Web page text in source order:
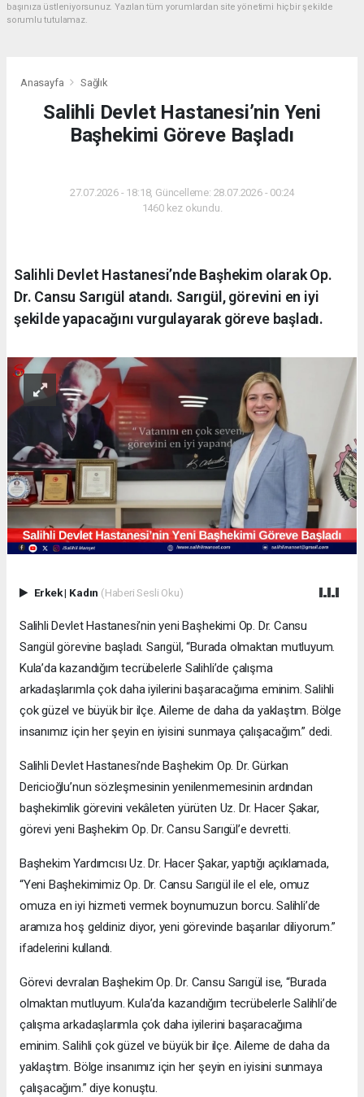
başınıza üstleniyorsunuz. Yazılan tüm yorumlardan site yönetimi hiçbir şekilde
sorumlu tutulamaz.
Anasayfa Sağlık
Salihli Devlet Hastanesi’nin Yeni
Başhekimi Göreve Başladı
27.07.2026 - 18:18, Güncelleme: 28.07.2026 - 00:24
1460 kez okundu.
Salihli Devlet Hastanesi’nde Başhekim olarak Op.
Dr. Cansu Sarıgül atandı. Sarıgül, görevini en iyi
şekilde yapacağını vurgulayarak göreve başladı.
Erkek| Kadın (Haberi Sesli Oku)
Salihli Devlet Hastanesi’nin yeni Başhekimi Op. Dr. Cansu
Sarıgül görevine başladı. Sarıgül, “Burada olmaktan mutluyum.
Kula’da kazandığım tecrübelerle Salihli’de çalışma
arkadaşlarımla çok daha iyilerini başaracağıma eminim. Salihli
çok güzel ve büyük bir ilçe. Aileme de daha da yaklaştım. Bölge
insanımız için her şeyin en iyisini sunmaya çalışacağım.” dedi.
Salihli Devlet Hastanesi’nde Başhekim Op. Dr. Gürkan
Dericioğlu’nun sözleşmesinin yenilenmemesinin ardından
başhekimlik görevini vekâleten yürüten Uz. Dr. Hacer Şakar,
görevi yeni Başhekim Op. Dr. Cansu Sarıgül’e devretti.
Başhekim Yardımcısı Uz. Dr. Hacer Şakar, yaptığı açıklamada,
“Yeni Başhekimimiz Op. Dr. Cansu Sarıgül ile el ele, omuz
omuza en iyi hizmeti vermek boynumuzun borcu. Salihli’de
aramıza hoş geldiniz diyor, yeni görevinde başarılar diliyorum.”
ifadelerini kullandı.
Görevi devralan Başhekim Op. Dr. Cansu Sarıgül ise, “Burada
olmaktan mutluyum. Kula’da kazandığım tecrübelerle Salihli’de
çalışma arkadaşlarımla çok daha iyilerini başaracağıma
eminim. Salihli çok güzel ve büyük bir ilçe. Aileme de daha da
yaklaştım. Bölge insanımız için her şeyin en iyisini sunmaya
çalışacağım.” diye konuştu.